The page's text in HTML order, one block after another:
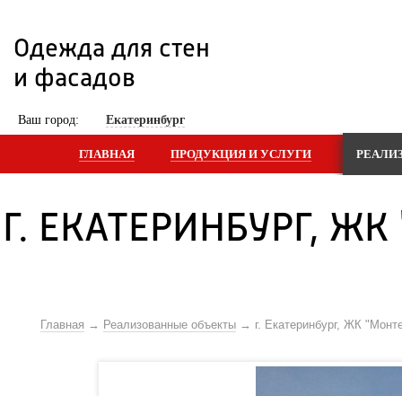
Одежда для стен
и фасадов
Ваш город: Екатеринбург
ГЛАВНАЯ ПРОДУКЦИЯ И УСЛУГИ
Г. ЕКАТЕРИНБУРГ,
Главная Реализованные объекты г. Екатеринбург, ЖК